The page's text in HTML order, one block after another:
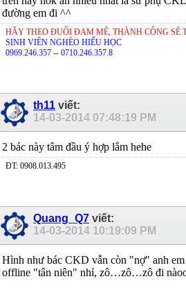
đường em đi ^^
HÃY THEO ĐUỔI ĐAM MÊ, THÀNH CÔNG SẼ
SINH VIÊN NGHÈO HIẾU HỌC
0969.246.357 -- 0710.246.357.8
th11 viết:
14-03-2014 07:48:19 PM
2 bác này tâm đầu ý hợp lắm hehe
ĐT: 0908.013.495
Quang_Q7 viết:
14-03-2014 10:19:09 PM
Hình như bác CKD vẫn còn "nợ" anh
offline "tân niên" nhỉ, zô…zô…zô đi